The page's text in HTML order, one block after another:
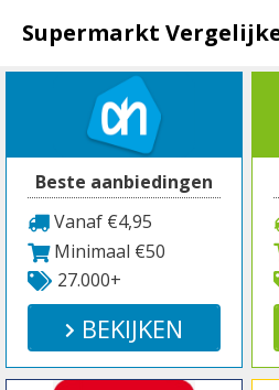
naar
inhoud
Supermarkt
Beste aanbiedingen
Vanaf €4,95
Minimaal €50
27.000+
BEKIJKEN